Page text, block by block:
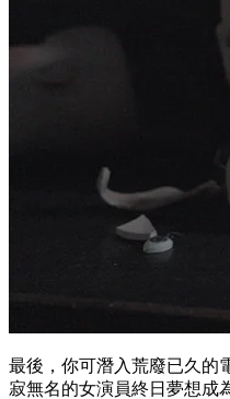
最後，你可潛入荒廢已久的
寂無名的女演員終日夢想成